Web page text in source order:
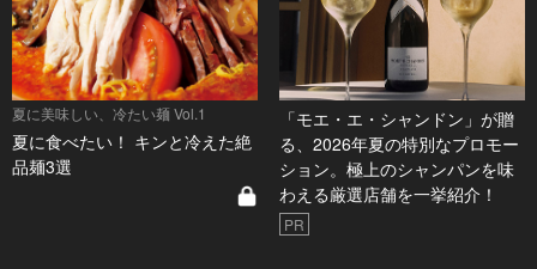
夏に美味しい、冷たい麺 Vol.1
夏に食べたい！ キンと冷えた絶
品麺3選
「モエ・エ・シャンドン」が贈
る、2026年夏の特別なプロモー
ション。極上のシャンパンを味
わえる厳選店舗を一挙紹介！
PR